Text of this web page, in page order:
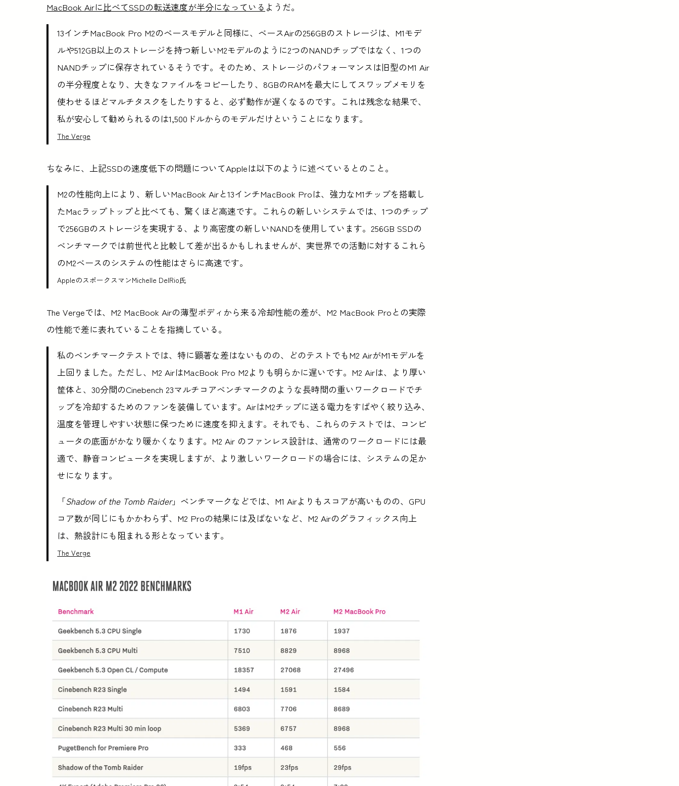
MacBook Airに比べてSSDの転送速度が半分になっている ようだ。
13インチMacBook Pro M2のベースモデルと同様に、ベースAirの256GBのストレージは、M1モデ
ルや512GB以上のストレージを持つ新しいM2モデルのように2つのNANDチップではなく、1つの
NANDチップに保存されているそうです。そのため、ストレージのパフォーマンスは旧型のM1 Air
の半分程度となり、大きなファイルをコピーしたり、8GBのRAMを最大にしてスワップメモリを
使わせるほどマルチタスクをしたりすると、必ず動作が遅くなるのです。これは残念な結果で、
私が安心して勧められるのは1,500ドルからのモデルだけということになります。
The Verge
ちなみに、上記SSDの速度低下の問題についてAppleは以下のように述べているとのこと。
M2の性能向上により、新しいMacBook Airと13インチMacBook Proは、強力なM1チップを搭載し
たMacラップトップと比べても、驚くほど高速です。これらの新しいシステムでは、1つのチップ
で256GBのストレージを実現する、より高密度の新しいNANDを使用しています。256GB SSDの
ベンチマークでは前世代と比較して差が出るかもしれませんが、実世界での活動に対するこれら
のM2ベースのシステムの性能はさらに高速です。
AppleのスポークスマンMichelle DelRio氏
The Vergeでは、M2 MacBook Airの薄型ボディから来る冷却性能の差が、M2 MacBook Proとの実際
の性能で差に表れていることを指摘している。
私のベンチマークテストでは、特に顕著な差はないものの、どのテストでもM2 AirがM1モデルを
上回りました。ただし、M2 AirはMacBook Pro M2よりも明らかに遅いです。M2 Airは、より厚い
筐体と、30分間のCinebench 23マルチコアベンチマークのような長時間の重いワークロードでチ
ップを冷却するためのファンを装備しています。AirはM2チップに送る電力をすばやく絞り込み、
温度を管理しやすい状態に保つために速度を抑えます。それでも、これらのテストでは、コンピ
ュータの底面がかなり暖かくなります。M2 Air のファンレス設計は、通常のワークロードには最
適で、静音コンピュータを実現しますが、より激しいワークロードの場合には、システムの足か
せになります。
「Shadow of the Tomb Raider」ベンチマークなどでは、M1 Airよりもスコアが高いものの、GPU
コア数が同じにもかかわらず、M2 Proの結果には及ばないなど、M2 Airのグラフィックス向上
は、熱設計にも阻まれる形となっています。
The Verge